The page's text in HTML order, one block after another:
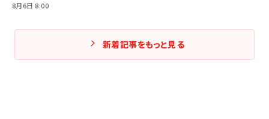
8月6日 8:00
新着記事をもっと見る